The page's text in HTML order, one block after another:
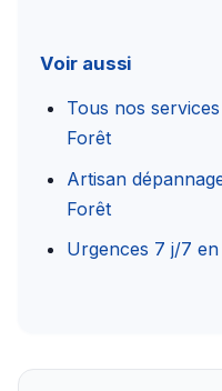
Voir aussi
Tous nos
Forêt
Artisan
Forêt
Urgences 7 j/7